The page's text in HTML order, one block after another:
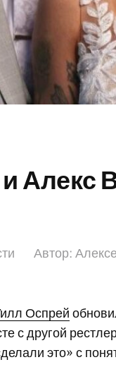
Алекс
Автор:
Оспрей
с другой
это» с